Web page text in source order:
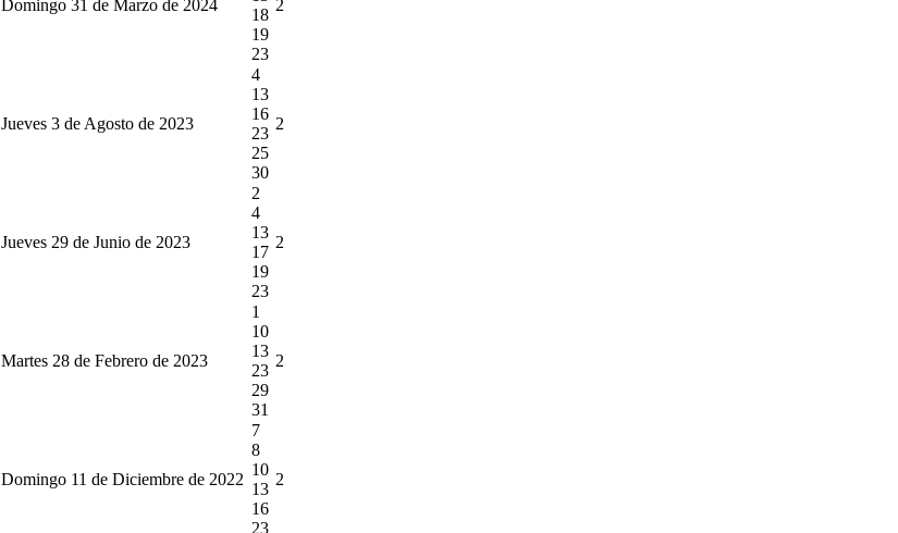
Domingo 31 de Marzo de 2024
18
19
23
2
Jueves 3 de Agosto de 2023
4
13
16
23
25
30
2
Jueves 29 de Junio de 2023
2
4
13
17
19
23
2
Martes 28 de Febrero de 2023
1
10
13
23
29
31
2
Domingo 11 de Diciembre de 2022
7
8
10
13
16
23
2